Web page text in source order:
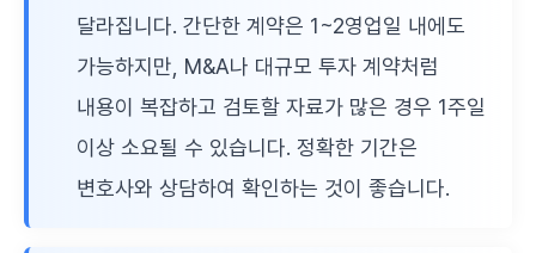
달라집니다. 간단한 계약은 1~2영업일 내에도
가능하지만, M&A나 대규모 투자 계약처럼
내용이 복잡하고 검토할 자료가 많은 경우 1주일
이상 소요될 수 있습니다. 정확한 기간은
변호사와 상담하여 확인하는 것이 좋습니다.